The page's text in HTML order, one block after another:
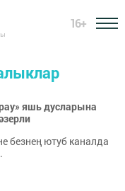
16+
яшь дусларына
безнең ютуб каналда